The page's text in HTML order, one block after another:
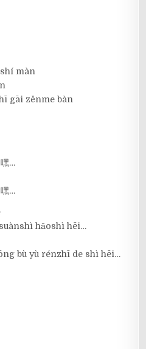
màn
gāi zěnme bàn
嘿…
嘿…
hǎoshì hēi…
bù yù rénzhī de shì hēi…